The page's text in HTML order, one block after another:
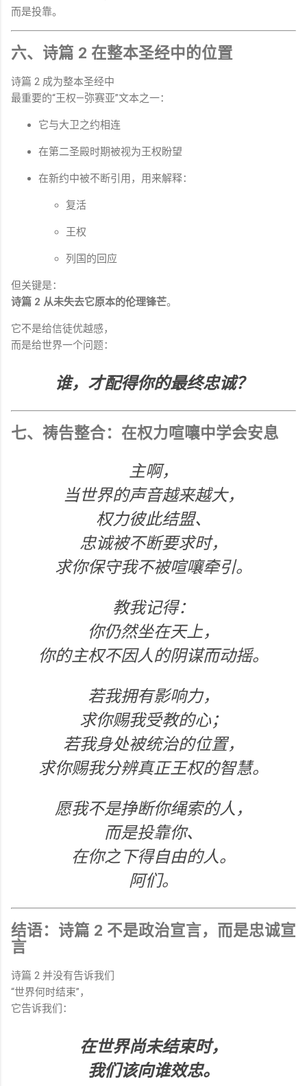
而是投靠。
六、诗篇 2 在整本圣经中的位置
诗篇 2 成为整本圣经中
最重要的“王权—弥赛亚”文本之一：
它与大卫之约相连
在第二圣殿时期被视为王权盼望
在新约中被不断引用，用来解释：
复活
王权
列国的回应
但关键是：
诗篇 2 从未失去它原本的伦理锋芒。
它不是给信徒优越感，
而是给世界一个问题：
谁，才配得你的最终忠诚？
七、祷告整合：在权力喧嚷中学会安息
主啊，
当世界的声音越来越大，
权力彼此结盟、
忠诚被不断要求时，
求你保守我不被喧嚷牵引。
教我记得：
你仍然坐在天上，
你的主权不因人的阴谋而动摇。
若我拥有影响力，
求你赐我受教的心；
若我身处被统治的位置，
求你赐我分辨真正王权的智慧。
愿我不是挣断你绳索的人，
而是投靠你、
在你之下得自由的人。
阿们。
结语：诗篇 2 不是政治宣言，而是忠诚宣
言
诗篇 2 并没有告诉我们
“世界何时结束”，
它告诉我们：
在世界尚未结束时，
我们该向谁效忠。